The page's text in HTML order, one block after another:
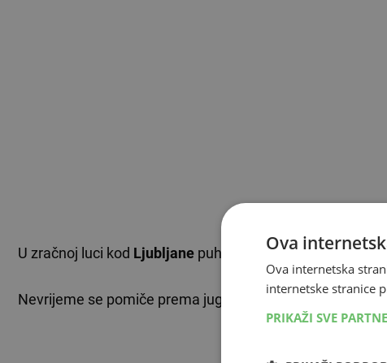
U zračnoj luci kod Ljubljane puhao je i jaki vjetar, a
Nevrijeme se pomiče prema jugu i jugoistoku, vidljivo je
Ova
Ova internetska
internetske stranice
PRIKAŽI SVE